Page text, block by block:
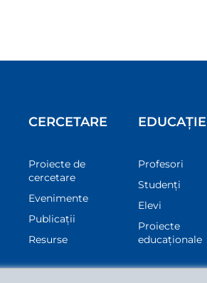
CERCETARE
Proiecte de
cercetare
Evenimente
Publicații
Resurse
EDUCAȚIE
Profesori
Studenți
Elevi
Proiecte
educaționale